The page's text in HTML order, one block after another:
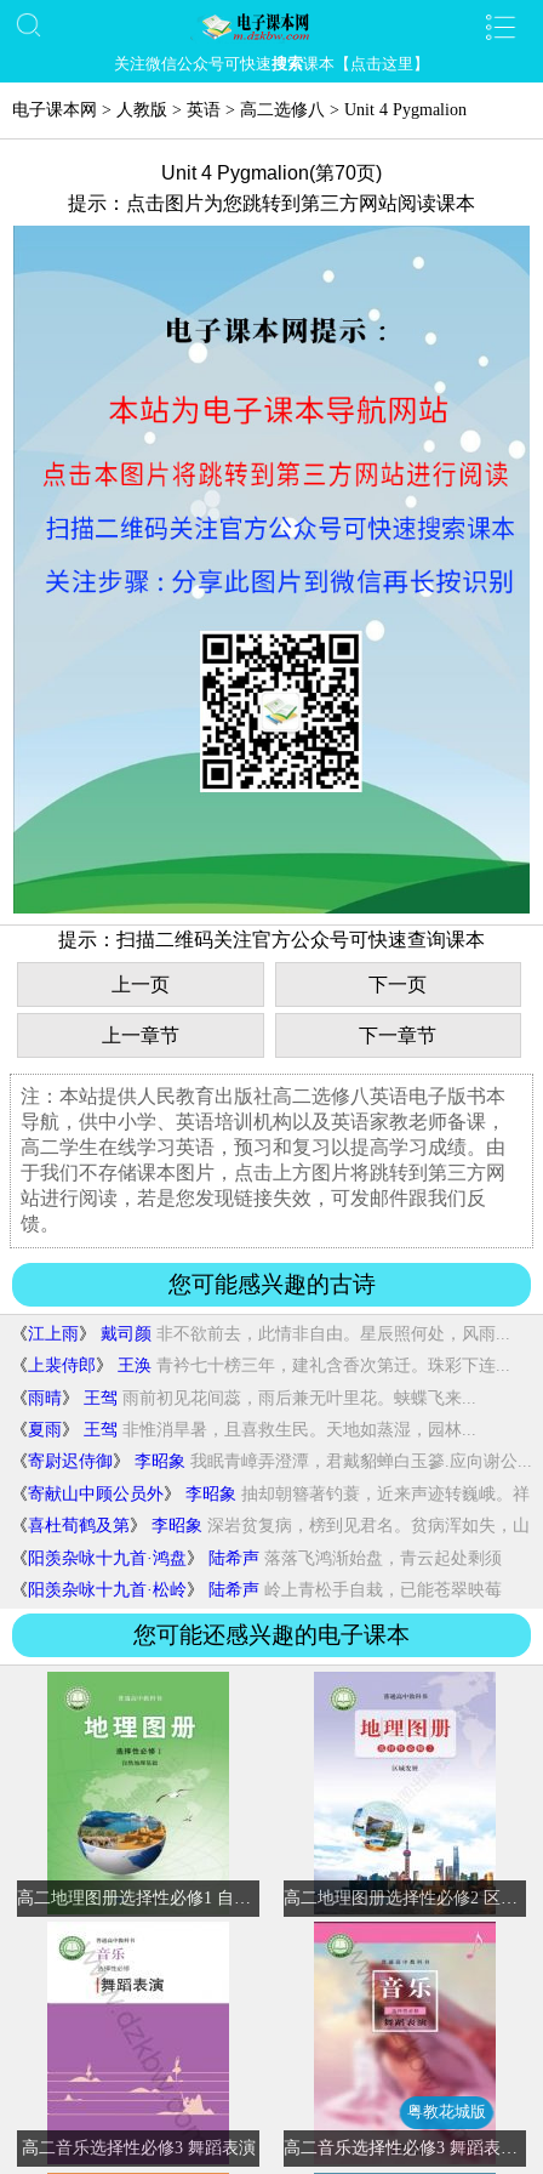
关注微信公众号可快速搜索课本【点击这里】
电子课本网 > 人教版 > 英语 > 高二选修八 > Unit 4 Pygmalion
Unit 4 Pygmalion(第70页)
提示：点击图片为您跳转到第三方网站阅读课本
提示：扫描二维码关注官方公众号可快速查询课本
上一页 下一页
上一章节 下一章节
注：本站提供人民教育出版社高二选修八英语电子版书本
导航，供中小学、英语培训机构以及英语家教老师备课，
高二学生在线学习英语，预习和复习以提高学习成绩。由
于我们不存储课本图片，点击上方图片将跳转到第三方网
站进行阅读，若是您发现链接失效，可发邮件跟我们反
馈。
您可能感兴趣的古诗
《江上雨》 戴司颜 非不欲前去，此情非自由。星辰照何处，风雨...
《上裴侍郎》 王涣 青衿七十榜三年，建礼含香次第迁。珠彩下连...
《雨晴》 王驾 雨前初见花间蕊，雨后兼无叶里花。蛱蝶飞来...
《夏雨》 王驾 非惟消旱暑，且喜救生民。天地如蒸湿，园林...
《寄尉迟侍御》 李昭象 我眠青嶂弄澄潭，君戴貂蝉白玉篸.应向谢公...
《寄献山中顾公员外》 李昭象 抽却朝簪著钓蓑，近来声迹转巍峨。祥
麟避网...
《喜杜荀鹤及第》 李昭象 深岩贫复病，榜到见君名。贫病浑如失，山
川...
《阳羡杂咏十九首·鸿盘》 陆希声 落落飞鸿渐始盘，青云起处剩须
看。如今天路...
《 阳羡杂咏十九首·松岭》 陆希声 岭上青松手自栽，已能苍翠映莓
苔。岁寒本是...
您可能还感兴趣的电子课本
高二音乐选择性必修3 舞蹈表演
粤教花城版
高二音乐选择性必修3 舞蹈表演(粤教花城版)